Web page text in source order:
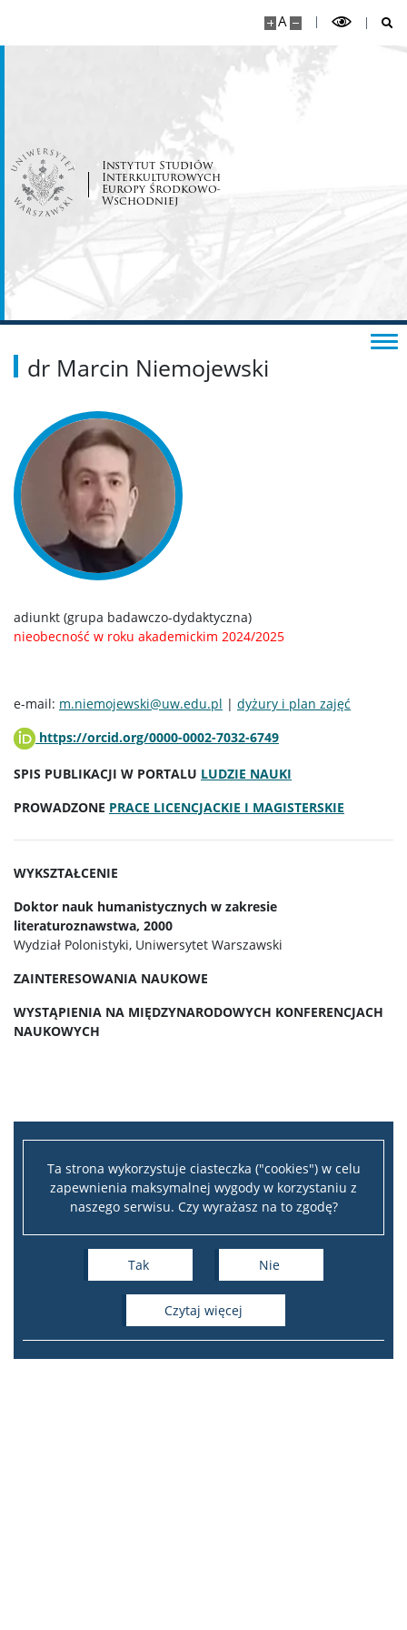
Ta strona wykorzystuje ciasteczka ("cookies") w celu
zapewnienia maksymalnej wygody w korzystaniu z
naszego serwisu. Czy wyrażasz na to zgodę?
Tak Nie
czytaj więcej
A
Instytut Studiów
Interkulturowych
Europy Środkowo-
Wschodniej
Plan zajęć / Odwołanie zajęć
Mobilność studencka
Aktywność studencka
Internetowa Rekrutacja Kandydatów
KONTAKT
EŚWblog
NAWA Promocja języka Polskiego
Program ,,Witamy w Polszczy” 2024
Program ,,Kultura I Rzeczypospolitej” 2022
Program ,,Hej Sokoły!” 2021
dr Marcin Niemojewski
adiunkt (grupa badawczo-dydaktyczna)
nieobecność w roku akademickim 2024/2025
e-mail: m.niemojewski@uw.edu.pl | dyżury i plan zajęć
https://orcid.org/0000-0002-7032-6749
SPIS PUBLIKACJI W PORTALU LUDZIE NAUKI
PROWADZONE PRACE LICENCJACKIE I MAGISTERSKIE
WYKSZTAŁCENIE
Doktor nauk humanistycznych w zakresie
literaturoznawstwa, 2000
Wydział Polonistyki, Uniwersytet Warszawski
ZAINTERESOWANIA NAUKOWE
WYSTĄPIENIA NA MIĘDZYNARODOWYCH KONFERENCJACH
NAUKOWYCH